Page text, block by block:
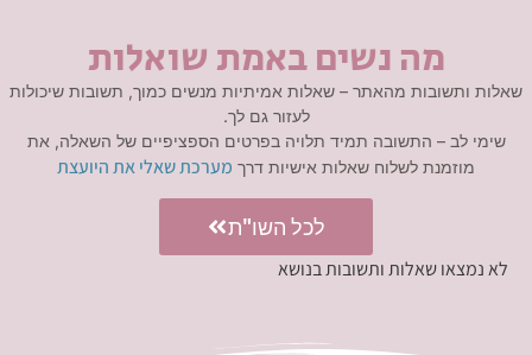
לא נמצאו שאלות ותשובות בנושא
מה נשים באמת שואלות
שאלות ותשובות מהאתר – שאלות אמיתיות מנשים כמוך, תשובות שיכולות
לעזור גם לך.
שימי לב – התשובה תמיד תלויה בפרטים הספציפיים של השאלה, את
מוזמנת לשלוח שאלות אישיות דרך מערכת שאלי את היועצת
לכל השו"ת